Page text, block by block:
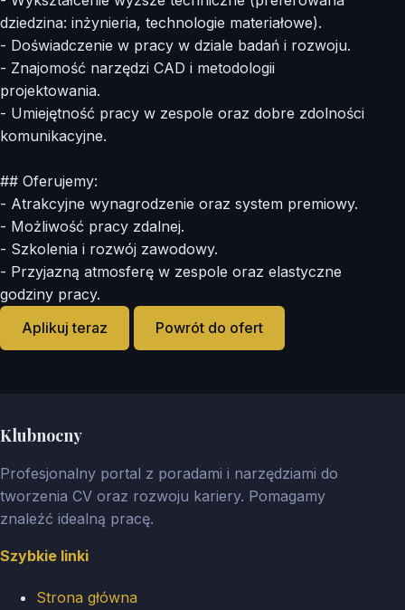
dziedzina: inżynieria, technologie materiałowe).
- Doświadczenie w pracy w dziale badań i rozwoju.
- Znajomość narzędzi CAD i metodologii
projektowania.
- Umiejętność pracy w zespole oraz dobre zdolności
komunikacyjne.
## Oferujemy:
- Atrakcyjne wynagrodzenie oraz system premiowy.
- Możliwość pracy zdalnej.
- Szkolenia i rozwój zawodowy.
- Przyjazną atmosferę w zespole oraz elastyczne
godziny pracy.
Aplikuj teraz
Powrót do ofert
Klubnocny
Profesjonalny portal z poradami i narzędziami do
tworzenia CV oraz rozwoju kariery. Pomagamy
znaleźć idealną pracę.
Szybkie linki
Strona główna